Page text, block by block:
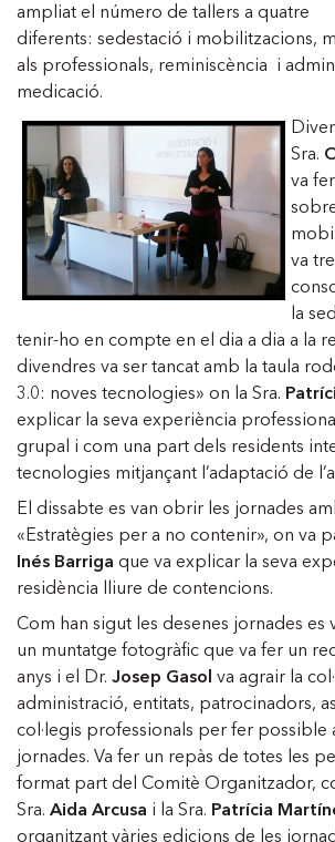
ampliat el número de tallers a quatre
diferents: sedestació i mobilitzacions,
als professionals, reminiscència i
medicació.
Sra.
va
va
la
tenir-ho en compte en el dia a dia a la
divendres va ser tancat amb la taula
3.0: noves tecnologies» on la Sra.
explicar la seva experiència
grupal i com una part dels residents
tecnologies mitjançant l’adaptació de
El dissabte es van obrir les jornades
«Estratègies per a no contenir», on va
Inés Barriga que va explicar la seva
residència lliure de contencions.
Com han sigut les desenes jornades es
un muntatge fotogràfic que va fer un
anys i el Dr. Josep Gasol va agrair la
administració, entitats, patrocinadors,
col·legis professionals per fer possible
jornades. Va fer un repàs de totes les
format part del Comitè Organitzador,
Sra. Aida Arcusa i la Sra. Patrícia
organitzant vàries edicions de les